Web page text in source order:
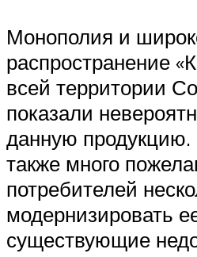
Монополия и
распространение
всей территории
показали
данную
также много
потребителей
модернизировать
существующие